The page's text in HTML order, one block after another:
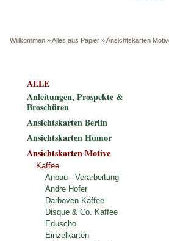
Willkommen »Alles aus Papier »Ansichtskarten
ALLE
Anleitungen, Prospekte &
Broschüren
Ansichtskarten Berlin
Ansichtskarten Humor
Ansichtskarten Motive
Kaffee
Anbau - Verarbeitung
Andre Hofer
Darboven Kaffee
Disque & Co. Kaffee
Eduscho
Einzelkarten